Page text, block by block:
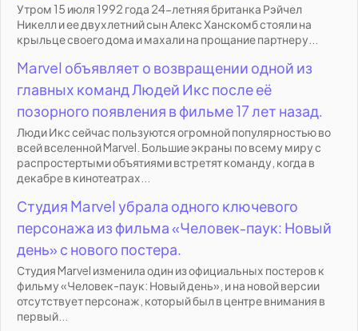
Утром 15 июля 1992 года 24-летняя британка Рэйчел
Никелл и ее двухлетний сын Алекс Ханскомб стояли на
крыльце своего дома и махали на прощание партнеру...
Marvel объявляет о возвращении одной из
главных команд Людей Икс после её
позорного появления в фильме 17 лет назад.
Люди Икс сейчас пользуются огромной популярностью во
всей вселенной Marvel. Большие экраны по всему миру с
распростертыми объятиями встретят команду, когда в
декабре в кинотеатрах...
Студия Marvel убрала одного ключевого
персонажа из фильма «Человек-паук: Новый
день» с нового постера.
Студия Marvel изменила один из официальных постеров к
фильму «Человек-паук: Новый день», и на новой версии
отсутствует персонаж, который был в центре внимания в
первый...